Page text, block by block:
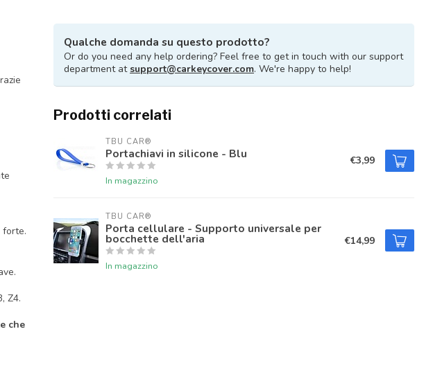
forte.
Z4.
che
Qualche domanda su questo prodotto?
Or do you need any help ordering? Feel free to get in touch with our support
department atsupport@carkeycover.com. We're happy to help!
Prodotti correlati
TBU CAR®
Portachiavi in silicone - Blu
In magazzino
€3,99
TBU CAR®
Porta cellulare - Supporto universale per
bocchette dell'aria
In magazzino
€14,99